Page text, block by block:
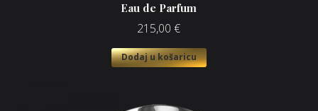
Eau de Parfum
215,00 €
Dodaj u košaricu